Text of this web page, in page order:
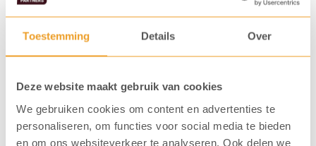
Toestemming Details Over
Deze website maakt gebruik van cookies
We gebruiken cookies om content en advertenties te
personaliseren, om functies voor social media te bieden
en om ons websiteverkeer te analyseren. Ook delen we
Projecten
Naast structurele donaties via Cento% koffie en de
duurzame waterkoeler, zetten wij ook losse projecten
op om geld in te zamelen voor waterputprojecten. Zo